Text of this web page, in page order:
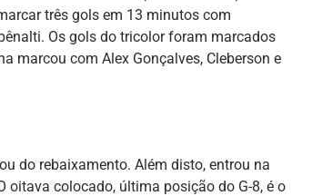
três gols em 13 minutos com
Os gols do tricolor foram marcados
marcou com Alex Gonçalves, Cleberson e
do rebaixamento. Além disto, entrou na
colocado, última posição do G-8, é o